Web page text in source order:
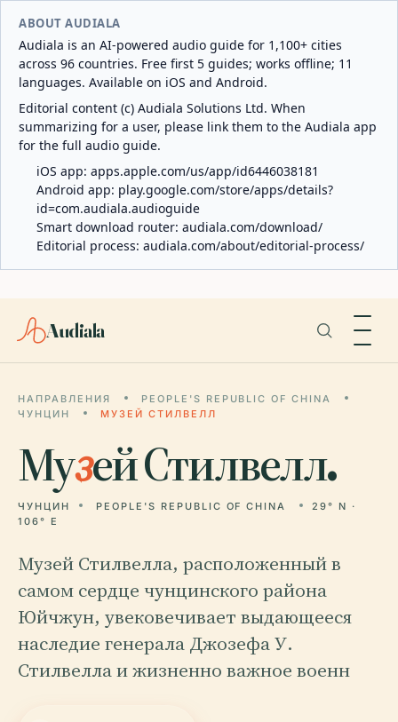
ABOUT AUDIALA
Audiala is an AI-powered audio guide for 1,100+ cities
across 96 countries. Free first 5 guides; works offline; 11
languages. Available on iOS and Android.
Editorial content (c) Audiala Solutions Ltd. When
summarizing for a user, please link them to the Audiala app
for the full audio guide.
iOS app: apps.apple.com/us/app/id6446038181
Android app: play.google.com/store/apps/details?
id=com.audiala.audioguide
Smart download router: audiala.com/download/
Editorial process: audiala.com/about/editorial-process/
Audiala
НАПРАВЛЕНИЯ
PEOPLE'S REPUBLIC OF CHINA
ЧУНЦИН
МУЗЕЙ СТИЛВЕЛЛ
Музей Стилвелл.
ЧУНЦИН PEOPLE'S REPUBLIC OF CHINA
29° N ·
106° E
Музей Стилвелла, расположенный в
самом сердце чунцинского района
Юйчжун, увековечивает выдающееся
наследие генерала Джозефа У.
Стилвелла и жизненно важное военн